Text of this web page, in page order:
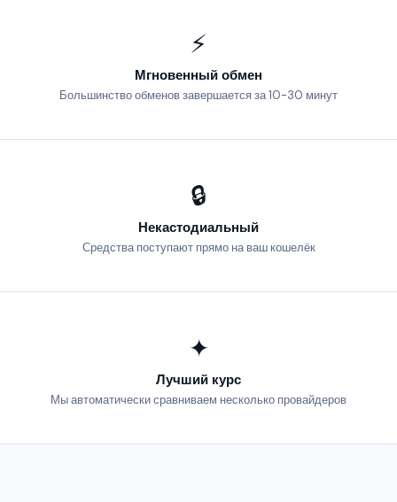
⚡
Мгновенный обмен
Большинство обменов завершается за 10-30 минут
🔒
Некастодиальный
Средства поступают прямо на ваш кошелёк
✦
Лучший курс
Мы автоматически сравниваем несколько провайдеров